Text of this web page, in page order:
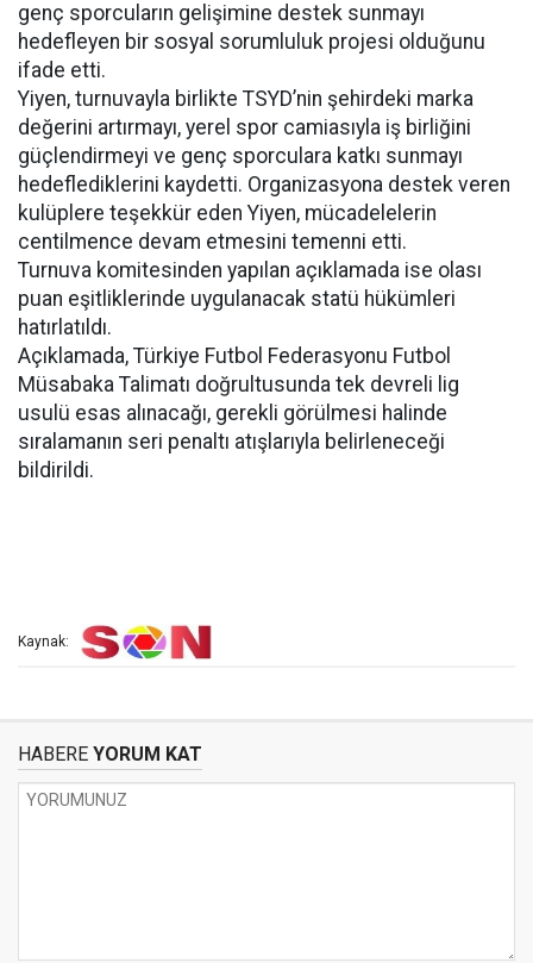
genç sporcuların gelişimine destek sunmayı
hedefleyen bir sosyal sorumluluk projesi olduğunu
ifade etti.
Yiyen, turnuvayla birlikte TSYD’nin şehirdeki marka
değerini artırmayı, yerel spor camiasıyla iş birliğini
güçlendirmeyi ve genç sporculara katkı sunmayı
hedeflediklerini kaydetti. Organizasyona destek veren
kulüplere teşekkür eden Yiyen, mücadelelerin
centilmence devam etmesini temenni etti.
Turnuva komitesinden yapılan açıklamada ise olası
puan eşitliklerinde uygulanacak statü hükümleri
hatırlatıldı.
Açıklamada, Türkiye Futbol Federasyonu Futbol
Müsabaka Talimatı doğrultusunda tek devreli lig
usulü esas alınacağı, gerekli görülmesi halinde
sıralamanın seri penaltı atışlarıyla belirleneceği
bildirildi.
Kaynak:
HABERE YORUM KAT